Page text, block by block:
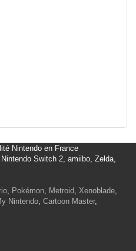
Nintendo en France
Switch 2, amiibo, Zelda,
, Pokémon, Metroid, Xenoblade,
Nintendo, Cartoon Master,